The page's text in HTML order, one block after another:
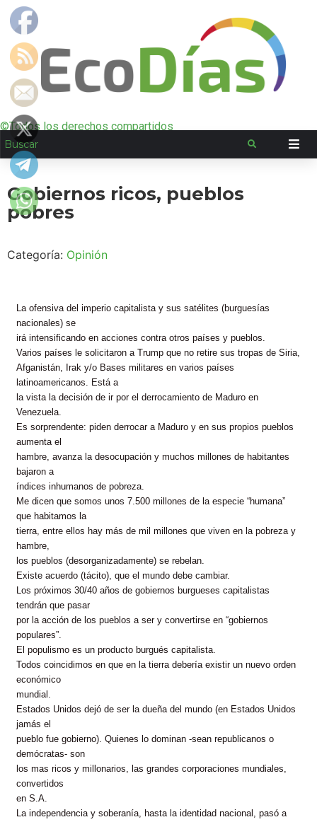
©Todos los derechos compartidos
Gobiernos ricos, pueblos
pobres
Categoría: Opinión
La ofensiva del imperio capitalista y sus satélites (burguesías
nacionales) se
irá intensificando en acciones contra otros países y pueblos.
Varios países le solicitaron a Trump que no retire sus tropas de Siria,
Afganistán, Irak y/o Bases militares en varios países
latinoamericanos. Está a
la vista la decisión de ir por el derrocamiento de Maduro en
Venezuela.
Es sorprendente: piden derrocar a Maduro y en sus propios pueblos
aumenta el
hambre, avanza la desocupación y muchos millones de habitantes
bajaron a
índices inhumanos de pobreza.
Me dicen que somos unos 7.500 millones de la especie “humana”
que habitamos la
tierra, entre ellos hay más de mil millones que viven en la pobreza y
hambre,
los pueblos (desorganizadamente) se rebelan.
Existe acuerdo (tácito), que el mundo debe cambiar.
Los próximos 30/40 años de gobiernos burgueses capitalistas
tendrán que pasar
por la acción de los pueblos a ser y convertirse en “gobiernos
populares”.
El populismo es un producto burgués capitalista.
Todos coincidimos en que en la tierra debería existir un nuevo orden
económico
mundial.
Estados Unidos dejó de ser la dueña del mundo (en Estados Unidos
jamás el
pueblo fue gobierno). Quienes lo dominan -sean republicanos o
demócratas- son
los mas ricos y millonarios, las grandes corporaciones mundiales,
convertidos
en S.A.
La independencia y soberanía, hasta la identidad nacional, pasó a